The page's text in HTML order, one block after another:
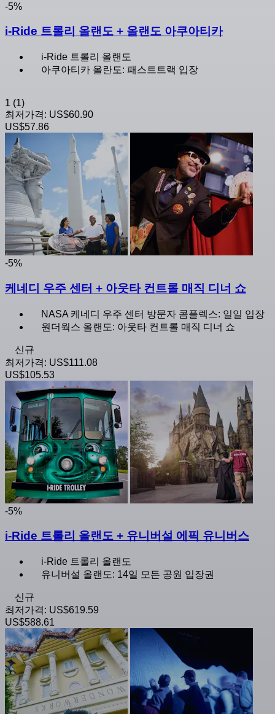
-5%
i-Ride 트롤리 올랜도 + 올랜도 아쿠아티카
i-Ride 트롤리 올랜도
아쿠아티카 올란도: 패스트트랙 입장
1 (1)
최저가격: US$60.90
US$57.86
-5%
케네디 우주 센터 + 아웃타 컨트롤 매직 디너 쇼
NASA 케네디 우주 센터 방문자 콤플렉스: 일일 입장
원더웍스 올랜도: 아웃타 컨트롤 매직 디너 쇼
신규
최저가격: US$111.08
US$105.53
-5%
i-Ride 트롤리 올랜도 + 유니버설 에픽 유니버스
i-Ride 트롤리 올랜도
유니버설 올랜도: 14일 모든 공원 입장권
신규
최저가격: US$619.59
US$588.61